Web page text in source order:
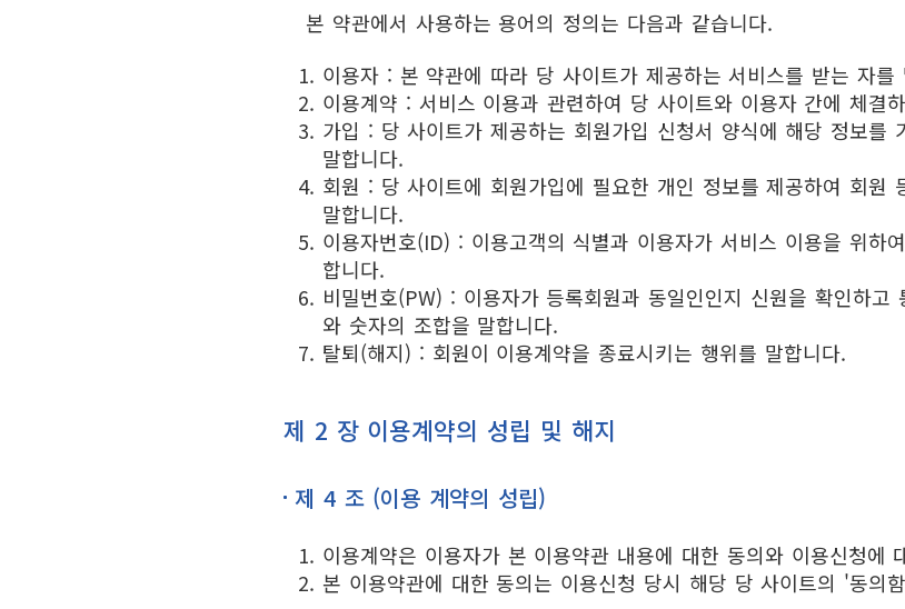
본 약관에서 사용하는 용어의 정의는 다음과 같습니다.
이용자 : 본 약관에 따라 당 사이트가 제공하는 서비스를 받는 자를
이용계약 : 서비스 이용과 관련하여 당 사이트와 이용자 간에 체결
가입 : 당 사이트가 제공하는 회원가입 신청서 양식에 해당 정보를
말합니다.
회원 : 당 사이트에 회원가입에 필요한 개인 정보를 제공하여 회
말합니다.
이용자번호(ID) : 이용고객의 식별과 이용자가 서비스 이용을 위
합니다.
비밀번호(PW) : 이용자가 등록회원과 동일인인지 신원을 확인하
와 숫자의 조합을 말합니다.
탈퇴(해지) : 회원이 이용계약을 종료시키는 행위를 말합니다.
제 2 장 이용계약의 성립 및 해지
제 4 조 (이용 계약의 성립)
이용계약은 이용자가 본 이용약관 내용에 대한 동의와 이용신청에
본 이용약관에 대한 동의는 이용신청 당시 해당 당 사이트의 '동의